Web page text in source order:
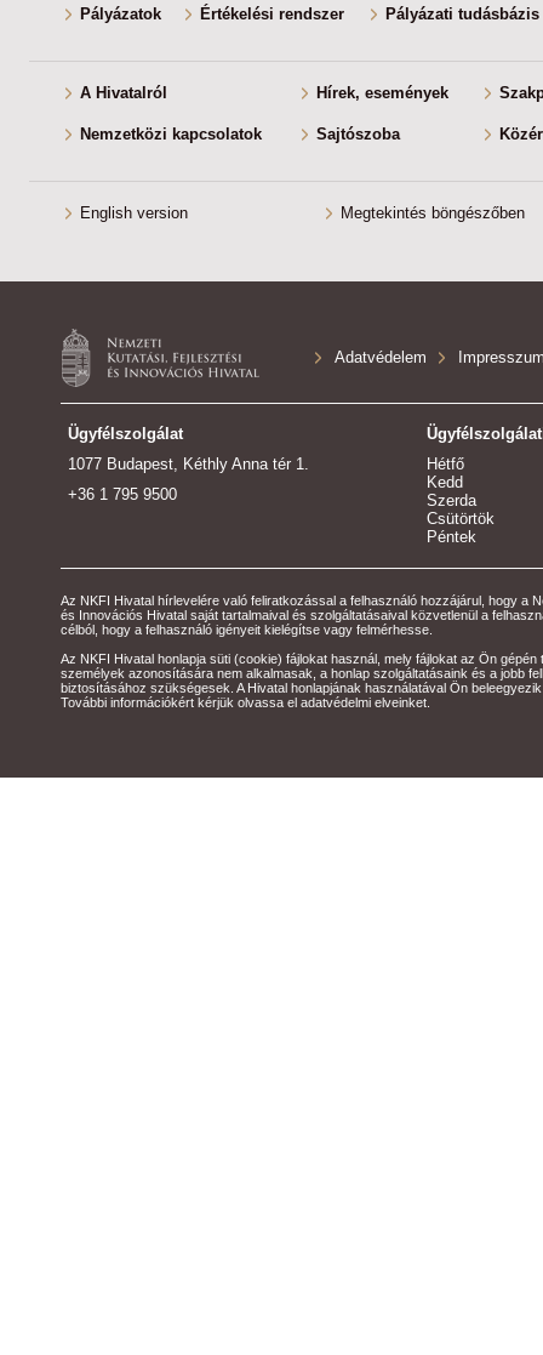
Pályázatok Értékelési rendszer Pályázati tudásbázis
A Hivatalról Hírek, események
Nemzetközi kapcsolatok Sajtószoba
English version Megtekintés böngészőben
Adatvédelem
Ügyfélszolgálat
1077 Budapest, Kéthly Anna tér 1.
+36 1 795 9500
Hétfő
Kedd
Szerda
Csütörtök
Péntek
Az NKFI Hivatal hírlevelére való feliratkozással a felhasználó hozzájárul, hogy a
és Innovációs Hivatal saját tartalmaival és szolgáltatásaival közvetlenül a
célból, hogy a felhasználó igényeit kielégítse vagy felmérhesse.
Az NKFI Hivatal honlapja süti (cookie) fájlokat használ, mely fájlokat az Ön gépén
személyek azonosítására nem alkalmasak, a honlap szolgáltatásaink és a jobb
biztosításához szükségesek. A Hivatal honlapjának használatával Ön
További információkért kérjük olvassa el adatvédelmi elveinket.